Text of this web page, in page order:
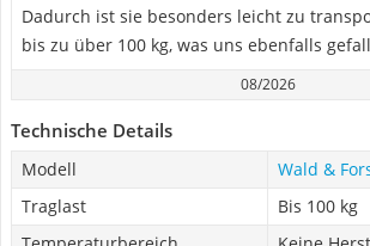
Dadurch ist sie besonders leicht zu
bis zu über 100 kg, was uns ebenfalls
08/2026
Technische Details
Modell
Wald &
Traglast
Bis 100 kg